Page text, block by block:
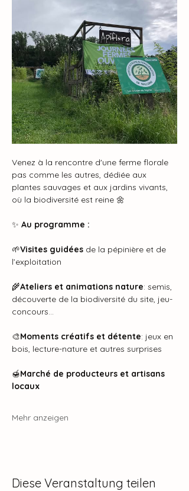
Venez à la rencontre d'une ferme florale
pas comme les autres, dédiée aux
plantes sauvages et aux jardins vivants,
où la biodiversité est reine 🌼
✨ Au programme :
🌱Visites guidées de la pépinière et de
l’exploitation
🌾Ateliers et animations nature: semis,
découverte de la biodiversité du site, jeu-
concours…
🎨Moments créatifs et détente: jeux en
bois, lecture-nature et autres surprises
🍯Marché de producteurs et artisans
locaux
Mehr anzeigen
Diese Veranstaltung teilen